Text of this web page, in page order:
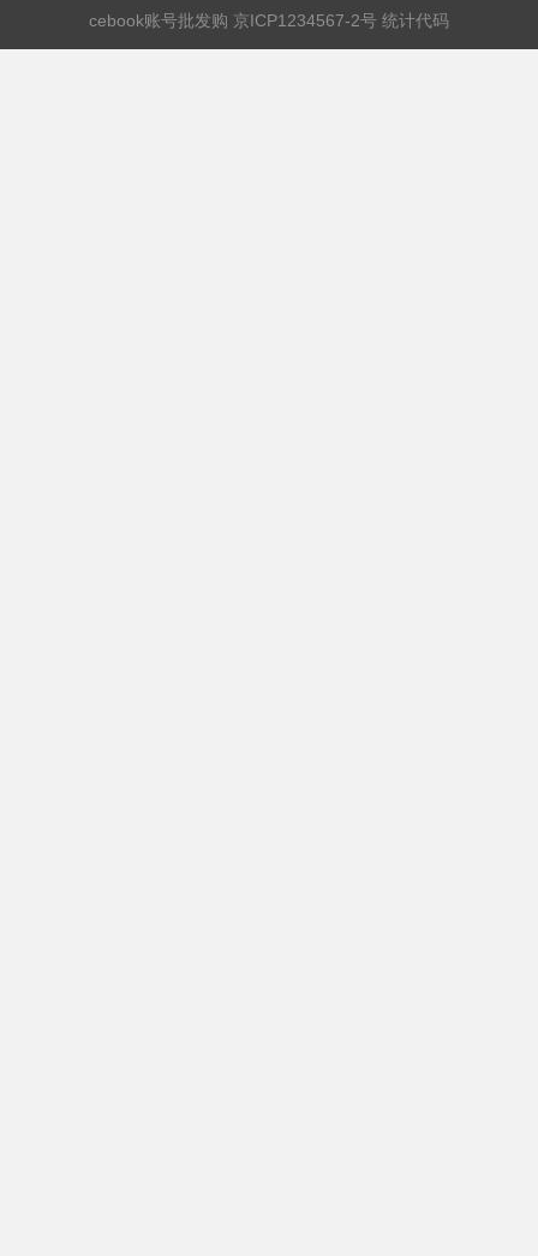
cebook账号批发购 京ICP1234567-2号 统计代码